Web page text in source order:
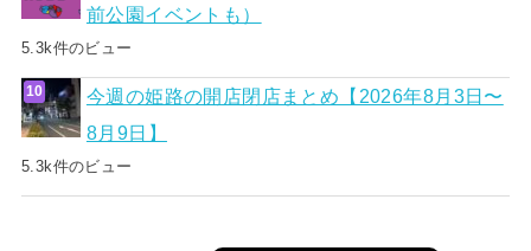
前公園イベントも）
5.3k件のビュー
今週の姫路の開店閉店まとめ【2026年8月3日〜
8月9日】
5.3k件のビュー